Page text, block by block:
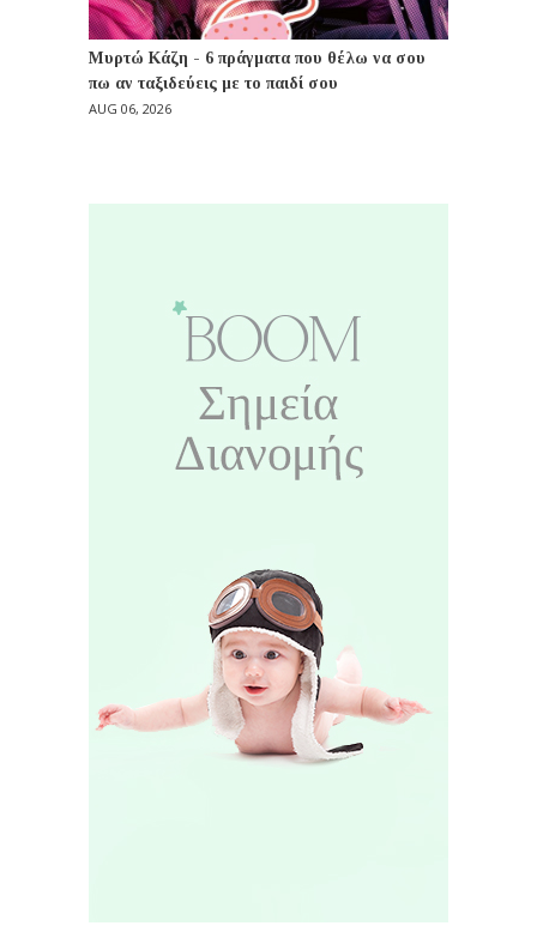
Μυρτώ Κάζη - 6 πράγματα που θέλω να σου
πω αν ταξιδεύεις με το παιδί σου
AUG 06, 2026